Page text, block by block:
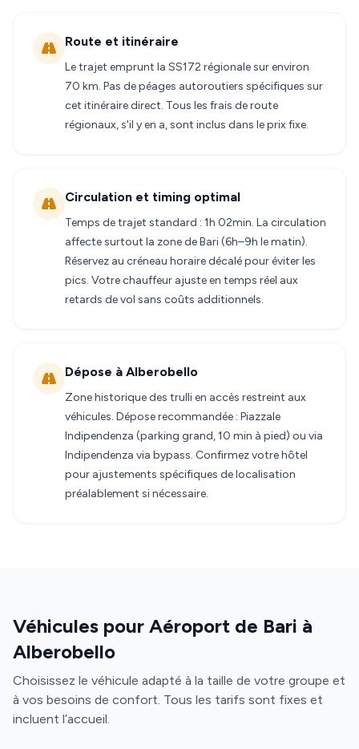
Route et itinéraire
Le trajet emprunt la SS172 régionale sur environ
70 km. Pas de péages autoroutiers spécifiques sur
cet itinéraire direct. Tous les frais de route
régionaux, s'il y en a, sont inclus dans le prix fixe.
Circulation et timing optimal
Temps de trajet standard : 1h 02min. La circulation
affecte surtout la zone de Bari (6h–9h le matin).
Réservez au créneau horaire décalé pour éviter les
pics. Votre chauffeur ajuste en temps réel aux
retards de vol sans coûts additionnels.
Dépose à Alberobello
Zone historique des trulli en accès restreint aux
véhicules. Dépose recommandée : Piazzale
Indipendenza (parking grand, 10 min à pied) ou via
Indipendenza via bypass. Confirmez votre hôtel
pour ajustements spécifiques de localisation
préalablement si nécessaire.
Véhicules pour Aéroport de Bari à
Alberobello
Choisissez le véhicule adapté à la taille de votre groupe et
à vos besoins de confort. Tous les tarifs sont fixes et
incluent l’accueil.